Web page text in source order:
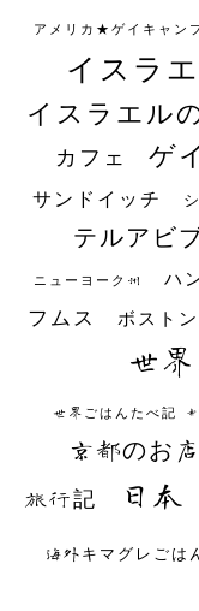
アメリカ★ゲイキャン
イスラ
イスラエル
カフェ ゲイ
サンドイッチ
テルアビ
ニューヨーク州 ハ
フムス ボストン
世
世界ごはんたべ記 #
京都のお店
旅行記 日本
海外キマグレごは